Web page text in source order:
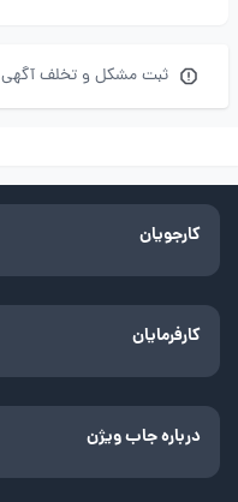
ثبت مشکل و تخلف آگهی
کارجویان
کارفرمایان
درباره جاب ویژن